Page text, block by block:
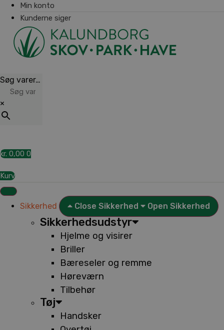
Min konto
Kunderne siger
Søg varer…
×
kr. 0,00 0
Kurv
Sikkerhed Close Sikkerhed Open Sikkerhed
Sikkerhedsudstyr
Hjelme og visirer
Briller
Bæreseler og remme
Høreværn
Tilbehør
Tøj
Handsker